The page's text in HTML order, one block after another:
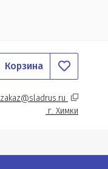
Корзина
zakaz@sladrus.ru
г. Химки